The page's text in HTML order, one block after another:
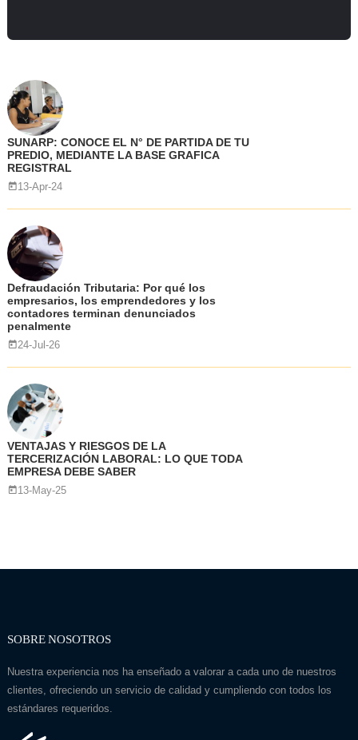
SUNARP: CONOCE EL N° DE PARTIDA DE TU
PREDIO, MEDIANTE LA BASE GRAFICA
REGISTRAL
13-Apr-24
Defraudación Tributaria: Por qué los
empresarios, los emprendedores y los
contadores terminan denunciados
penalmente
24-Jul-26
VENTAJAS Y RIESGOS DE LA
TERCERIZACIÓN LABORAL: LO QUE TODA
EMPRESA DEBE SABER
13-May-25
SOBRE NOSOTROS
Nuestra experiencia nos ha enseñado a valorar a cada uno de nuestros
clientes, ofreciendo un servicio de calidad y cumpliendo con todos los
estándares requeridos.